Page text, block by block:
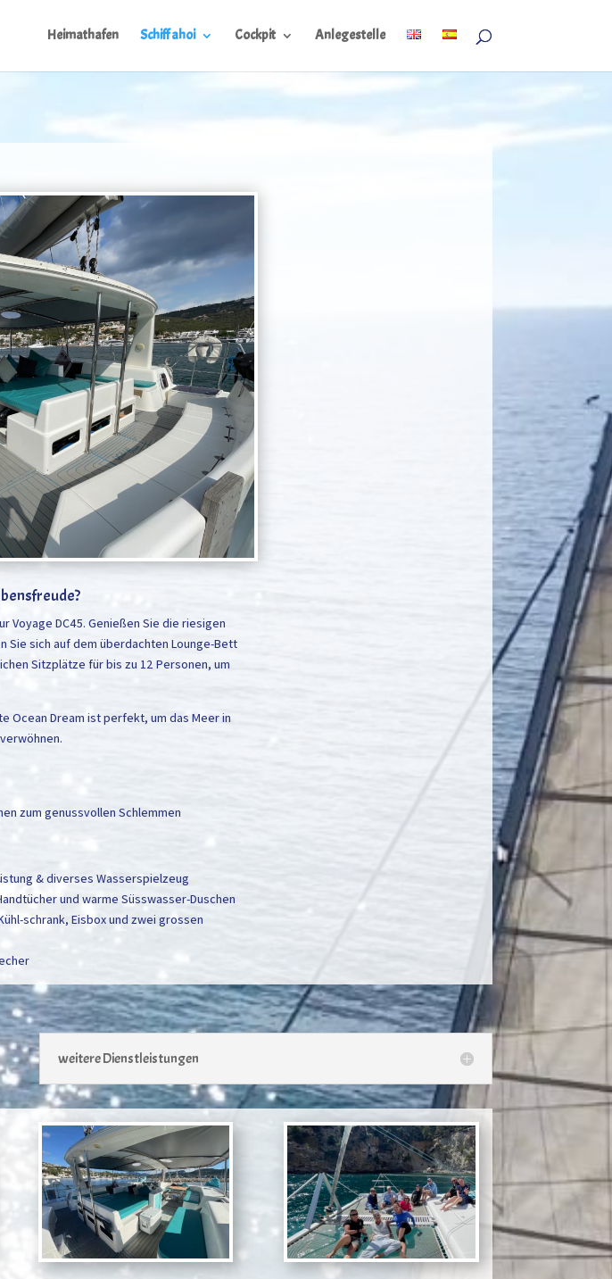
Heimathafen Schiff ahoi Cockpit Anlegestelle
Voyage DC45. Genießen Sie die riesigen
Sie sich auf dem überdachten Lounge-Bett
Sitzplätze für bis zu 12 Personen, um
Ocean Dream ist perfekt, um das Meer in
zum genussvollen Schlemmen
& diverses Wasserspielzeug
und warme Süsswasser-Duschen
schrank, Eisbox und zwei grossen
weitere Dienstleistungen